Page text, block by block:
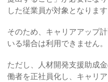
した従業員が対象となります
そのため、キャリアアップ
いる場合は利用できません。
ただし、人材開発支援助成
働者を正社員化し、キャリ